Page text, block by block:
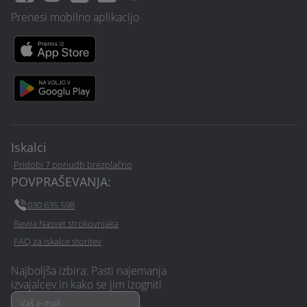
Iskalci
Pridobi 7 ponudb brezplačno
POVPRAŠEVANJA:
030 635 598
Revija Nasvet strokovnjaka
FAQ za iskalce storitev
Najboljša izbira: Pasti najemanja
izvajalcev in kako se jim izogniti
Prenesi mobilno aplikacijo